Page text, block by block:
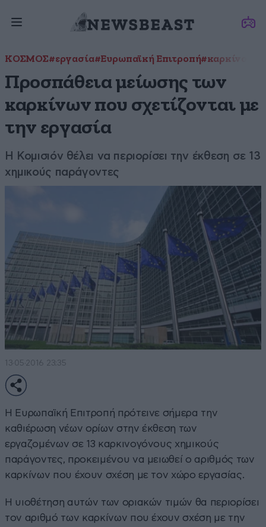
ΚΟΣΜΟΣ#εργασία#Ευρωπαϊκή Επιτροπή#καρκίνος
Προσπάθεια μείωσης των
καρκίνων που σχετίζονται με
την εργασία
Η Κομισιόν θέλει να περιορίσει την έκθεση σε 13
χημικούς παράγοντες
13·05·2016 23:35
Η Ευρωπαϊκή Επιτροπή πρότεινε σήμερα την
καθιέρωση νέων ορίων στην έκθεση των
εργαζομένων σε 13 καρκινογόνους χημικούς
παράγοντες, προκειμένου να μειωθεί ο αριθμός των
καρκίνων που έχουν σχέση με τον χώρο εργασίας.
Η υιοθέτηση αυτών των οριακών τιμών θα περιορίσει
τον αριθμό των καρκίνων που έχουν σχέση με την